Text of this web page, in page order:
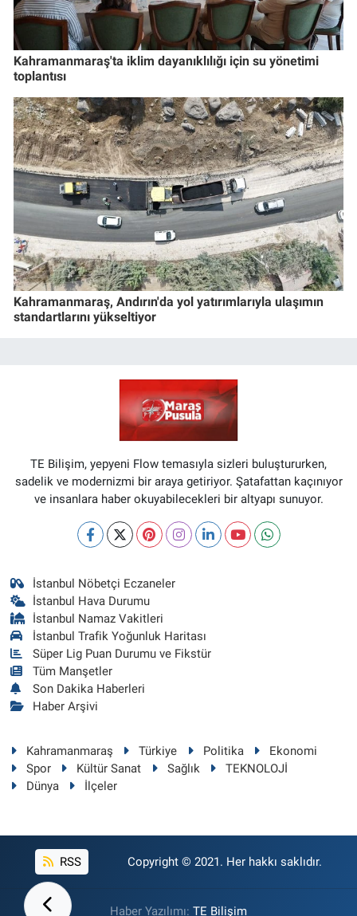
Kahramanmaraş'ta iklim dayanıklılığı için su yönetimi
toplantısı
Kahramanmaraş, Andırın'da yol yatırımlarıyla ulaşımın
standartlarını yükseltiyor
TE Bilişim, yepyeni Flow temasıyla sizleri buluştururken,
sadelik ve modernizmi bir araya getiriyor. Şatafattan kaçınıyor
ve insanlara haber okuyabilecekleri bir altyapı sunuyor.
İstanbul Nöbetçi Eczaneler
İstanbul Hava Durumu
İstanbul Namaz Vakitleri
İstanbul Trafik Yoğunluk Haritası
Süper Lig Puan Durumu ve Fikstür
Tüm Manşetler
Son Dakika Haberleri
Haber Arşivi
Kahramanmaraş Türkiye Politika
Ekonomi
Spor
Kültür Sanat Sağlık
TEKNOLOJİ
Dünya
İlçeler
RSS Copyright © 2021. Her hakkı saklıdır.
Haber Yazılımı: TE Bilişim